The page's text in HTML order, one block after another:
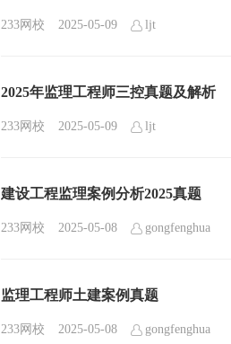
233网校 2025-05-09 ljt
2025年监理工程师三控真题及解析
233网校 2025-05-09 ljt
建设工程监理案例分析2025真题
233网校 2025-05-08 gongfenghua
监理工程师土建案例真题
233网校 2025-05-08 gongfenghua